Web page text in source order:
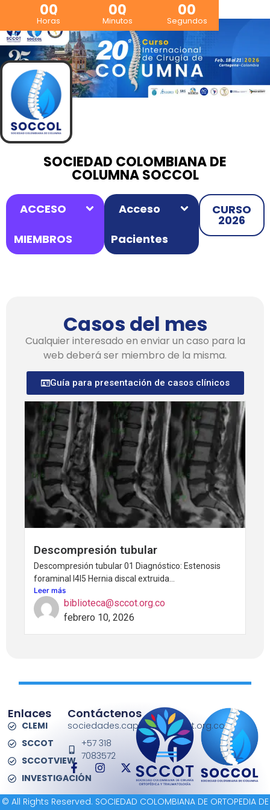
00
Horas
00
Minutos
00
Segundos
SOCIEDAD COLOMBIANA DE
COLUMNA SOCCOL
ACCESO
MIEMBROS
Acceso
Pacientes
CURSO
2026
Casos del mes
Cualquier interesado en enviar un caso para la
web deberá ser miembro de la misma.
Guía para presentación de casos clínicos
Descompresión tubular
Descompresión tubular 01 Diagnóstico: Estenosis
foraminal l4l5 Hernia discal extruida...
Leer más
biblioteca@sccot.org.co
febrero 10, 2026
Enlaces
CLEMI
SCCOT
SCCOTVIEW
INVESTIGACIÓN
Contáctenos
sociedades.capitulos@sccot.org.co
+57 318
7083572
© All Rights Reserved. SOCIEDAD COLOMBIANA DE ORTOPEDIA DE